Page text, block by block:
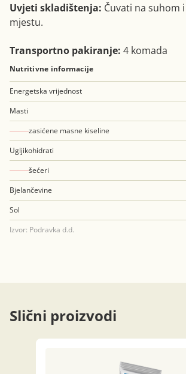
Uvjeti skladištenja: Čuvati na suhom
mjestu.
Transportno pakiranje: 4 komada
Nutritivne informacije
Energetska vrijednost
Masti
zasićene masne kiseline
Ugljikohidrati
šećeri
Bjelančevine
Sol
Izvor: Podravka d.d.
Slični proizvodi